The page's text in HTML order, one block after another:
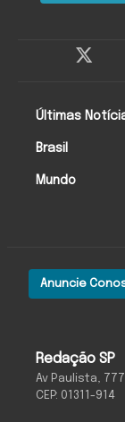
Redação SP
Av Paulista,
CEP: 01311-914
Anuncie
Últimas
Brasil
Mundo